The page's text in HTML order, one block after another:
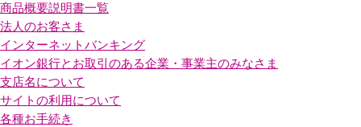
商品概要説明書一覧
法人のお客さま
インターネットバンキング
イオン銀行とお取引のある企業・事業主のみなさま
支店名について
サイトの利用について
各種お手続き